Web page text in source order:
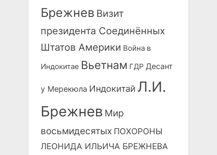
Брежнев Визит
президента Соединённых
Штатов Америки Война в
Индокитае Вьетнам ГДР Десант
у Мерекюла Индокитай Л.И.
Брежнев Мир
восьмидесятых ПОХОРОНЫ
ЛЕОНИДА ИЛЬИЧА БРЕЖНЕВА